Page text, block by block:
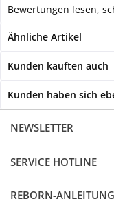
Bewertungen lesen,
Ähnliche Artikel
Kunden kauften auch
Kunden haben sich
NEWSLETTER
SERVICE HOTLINE
REBORN-